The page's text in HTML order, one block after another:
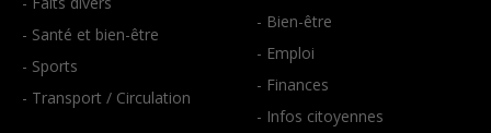
- Santé et bien-être
- Sports
- Transport / Circulation
- Bien-être
- Emploi
- Finances
- Infos citoyennes